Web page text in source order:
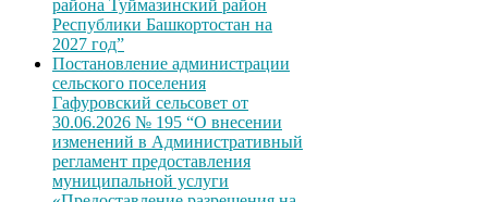
района Туймазинский район
Республики Башкортостан на
2027 год”
Постановление администрации
сельского поселения
Гафуровский сельсовет от
30.06.2026 № 195 “О внесении
изменений в Административный
регламент предоставления
муниципальной услуги